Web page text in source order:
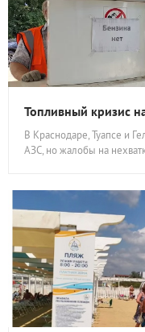
Топливный кризис
В Краснодаре, Туапсе и
АЗС, но жалобы на